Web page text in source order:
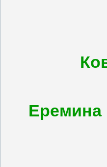
Еремина